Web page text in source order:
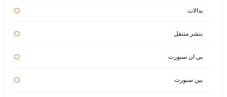
بدالات
بنشر متنقل
بي ان سبورت
بين سبورت